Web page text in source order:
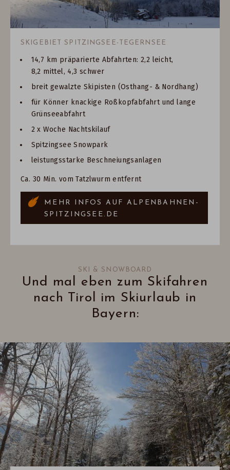
SKIGEBIET SPITZINGSEE-TEGERNSEE
14,7 km präparierte Abfahrten: 2,2 leicht,
8,2 mittel, 4,3 schwer
breit gewalzte Skipisten (Osthang- & Nordhang)
für Könner knackige Roßkopfabfahrt und lange
Grünseeabfahrt
2 x Woche Nachtskilauf
Spitzingsee Snowpark
leistungsstarke Beschneiungsanlagen
Ca. 30 Min. vom Tatzlwurm entfernt
MEHR INFOS AUF ALPENBAHNEN-
SPITZINGSEE.DE
SKI & SNOWBOARD
Und mal eben zum Skifahren
nach Tirol im Skiurlaub in
Bayern: